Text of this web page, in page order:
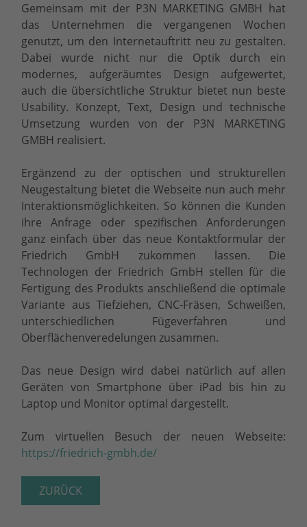
Gemeinsam mit der P3N MARKETING GMBH hat
das Unternehmen die vergangenen Wochen
genutzt, um den Internetauftritt neu zu gestalten.
Dabei wurde nicht nur die Optik durch ein
modernes, aufgeräumtes Design aufgewertet,
auch die übersichtliche Struktur bietet nun beste
Usability. Konzept, Text, Design und technische
Umsetzung wurden von der P3N MARKETING
GMBH realisiert.
Ergänzend zu der optischen und strukturellen
Neugestaltung bietet die Webseite nun auch mehr
Interaktionsmöglichkeiten. So können die Kunden
ihre Anfrage oder spezifischen Anforderungen
ganz einfach über das neue Kontaktformular der
Friedrich GmbH zukommen lassen. Die
Technologen der Friedrich GmbH stellen für die
Fertigung des Produkts anschließend die optimale
Variante aus Tiefziehen, CNC-Fräsen, Schweißen,
unterschiedlichen Fügeverfahren und
Oberflächenveredelungen zusammen.
Das neue Design wird dabei natürlich auf allen
Geräten von Smartphone über iPad bis hin zu
Laptop und Monitor optimal dargestellt.
Zum virtuellen Besuch der neuen Webseite:
https://friedrich-gmbh.de/
ZURÜCK